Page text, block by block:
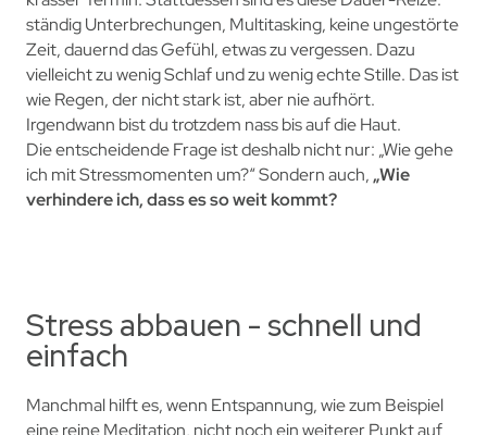
ständig Unterbrechungen, Multitasking, keine ungestörte
Zeit, dauernd das Gefühl, etwas zu vergessen. Dazu
vielleicht zu wenig Schlaf und zu wenig echte Stille. Das ist
wie Regen, der nicht stark ist, aber nie aufhört.
Irgendwann bist du trotzdem nass bis auf die Haut.
Die entscheidende Frage ist deshalb nicht nur: „Wie gehe
ich mit Stressmomenten um?“ Sondern auch, „Wie
verhindere ich, dass es so weit kommt?
Stress abbauen - schnell und
einfach
Manchmal hilft es, wenn Entspannung, wie zum Beispiel
eine reine Meditation, nicht noch ein weiterer Punkt auf